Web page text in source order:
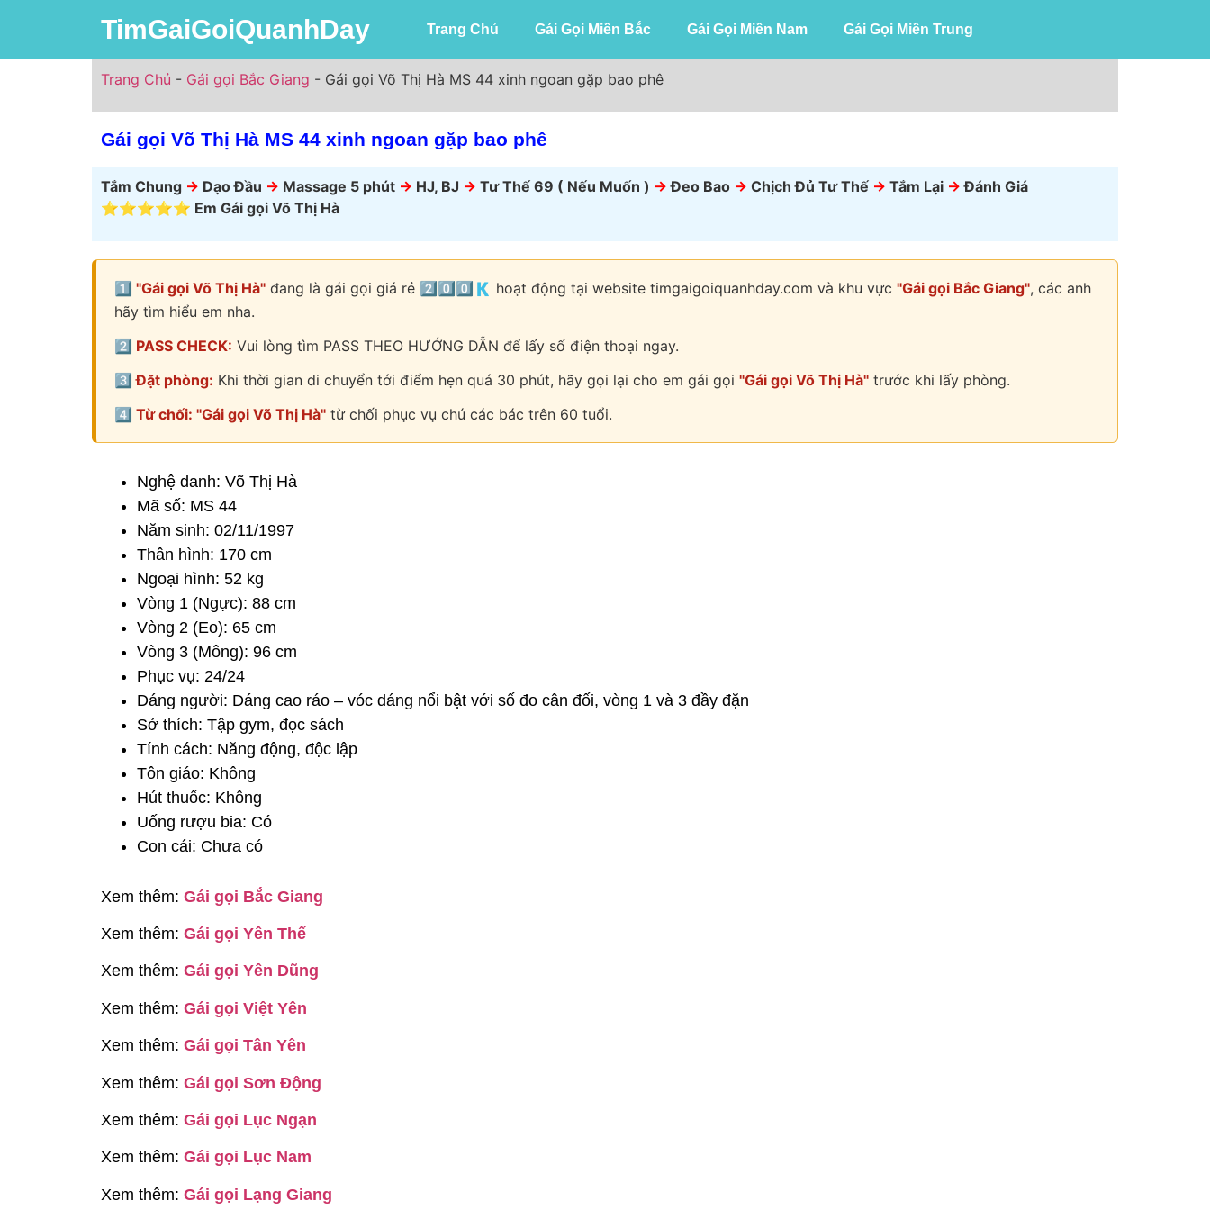
TimGaiGoiQuanhDay Trang Chủ Gái Gọi Miền Bắc Gái Gọi Miền Nam Gái Gọi Miền Trung
Trang Chủ - Gái gọi Bắc Giang - Gái gọi Võ Thị Hà MS 44 xinh ngoan gặp bao phê
Gái gọi Võ Thị Hà MS 44 xinh ngoan gặp bao phê
Tắm Chung -> Dạo Đầu -> Massage 5 phút -> HJ, BJ -> Tư Thế 69 ( Nếu Muốn ) -> Đeo Bao -> Chịch Đủ Tư Thế -> Tắm Lại -> Đánh Giá
⭐⭐⭐⭐⭐ Em Gái gọi Võ Thị Hà
1️⃣ "Gái gọi Võ Thị Hà" đang là gái gọi giá rẻ 2️⃣0️⃣0️⃣🇰 hoạt động tại website timgaigoiquanhday.com và khu vực "Gái gọi Bắc Giang", các anh
hãy tìm hiểu em nha.
2️⃣ PASS CHECK: Vui lòng tìm PASS THEO HƯỚNG DẪN để lấy số điện thoại ngay.
3️⃣ Đặt phòng: Khi thời gian di chuyển tới điểm hẹn quá 30 phút, hãy gọi lại cho em gái gọi "Gái gọi Võ Thị Hà" trước khi lấy phòng.
4️⃣ Từ chối: "Gái gọi Võ Thị Hà" từ chối phục vụ chú các bác trên 60 tuổi.
Nghệ danh: Võ Thị Hà
Mã số: MS 44
Năm sinh: 02/11/1997
Thân hình: 170 cm
Ngoại hình: 52 kg
Vòng 1 (Ngực): 88 cm
Vòng 2 (Eo): 65 cm
Vòng 3 (Mông): 96 cm
Phục vụ: 24/24
Dáng người: Dáng cao ráo – vóc dáng nổi bật với số đo cân đối, vòng 1 và 3 đầy đặn
Sở thích: Tập gym, đọc sách
Tính cách: Năng động, độc lập
Tôn giáo: Không
Hút thuốc: Không
Uống rượu bia: Có
Con cái: Chưa có
Xem thêm: Gái gọi Bắc Giang
Xem thêm: Gái gọi Yên Thế
Xem thêm: Gái gọi Yên Dũng
Xem thêm: Gái gọi Việt Yên
Xem thêm: Gái gọi Tân Yên
Xem thêm: Gái gọi Sơn Động
Xem thêm: Gái gọi Lục Ngạn
Xem thêm: Gái gọi Lục Nam
Xem thêm: Gái gọi Lạng Giang